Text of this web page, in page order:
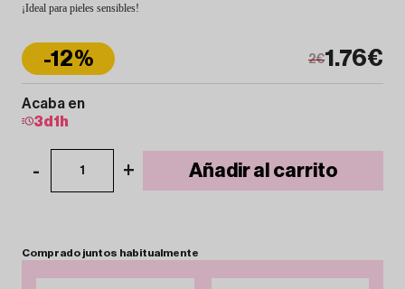
¡Ideal para pieles sensibles!
1.76€
-12% 2€
Acaba en
3d 1 h
- 1 + Añadir al carrito
Comprado juntos habitualmente